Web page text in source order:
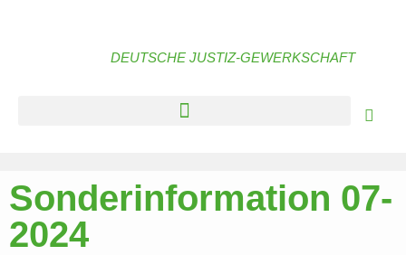
DEUTSCHE JUSTIZ-GEWERKSCHAFT
Sonderinformation 07-
2024